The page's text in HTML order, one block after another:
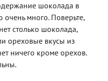
шоколада в
очень много. Поверьте,
столько шоколада,
ореховые вкусы из
ничего кроме орехов.